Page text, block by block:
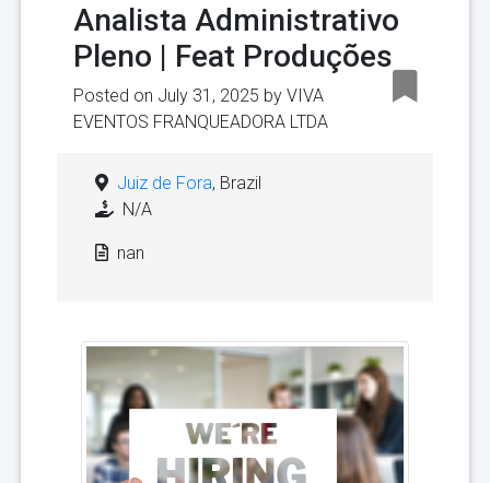
Analista Administrativo
Pleno | Feat Produções
Posted on July 31, 2025 by VIVA
EVENTOS FRANQUEADORA LTDA
Juiz de Fora, Brazil
N/A
nan